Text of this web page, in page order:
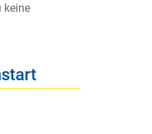
keine